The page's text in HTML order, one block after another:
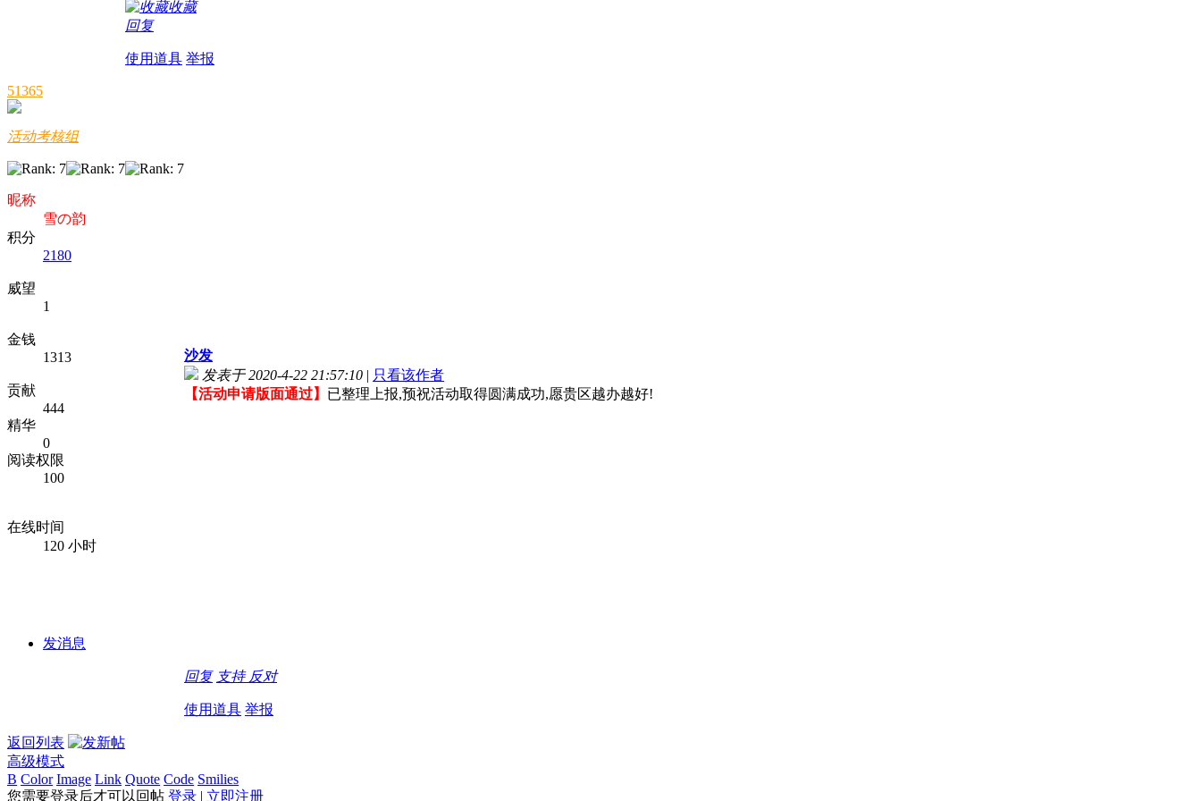
收藏
回复
使用道具 举报
51365
活动考核组
昵称
雪の韵
积分
2180
威望
1
金钱
1313
贡献
444
精华
0
阅读权限
100
在线时间
120 小时
发消息
沙发
发表于 2020-4-22 21:57:10 | 只看该作者
【活动申请版面通过】 已整理上报,预祝活动取得圆满成功,愿贵区越办越好!
回复 支持 反对
使用道具 举报
返回列表
高级模式
B Color Image Link Quote Code Smilies
您需要登录后才可以回帖 登录 | 立即注册